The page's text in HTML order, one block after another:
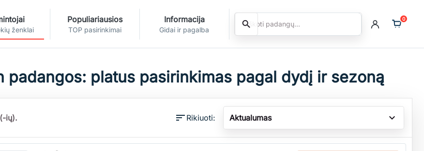
ženklai
Populiariausios
TOP pasirinkimai
Informacija
Gidai ir pagalba Ieškoti
search 0
padangos: platus pasirinkimas pagal dydį ir sezoną
ių). sort Rikiuoti: Aktualumas expand_more